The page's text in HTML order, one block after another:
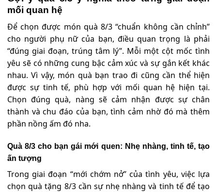
mối quan hệ
Để chọn được món quà 8/3 “chuẩn không cần chỉnh”
cho người phụ nữ của bạn, điều quan trọng là phải
“đúng giai đoạn, trúng tâm lý”. Mỗi một cột mốc tình
yêu sẽ có những cung bậc cảm xúc và sự gắn kết khác
nhau. Vì vậy, món quà bạn trao đi cũng cần thể hiện
được sự tinh tế, phù hợp với mối quan hệ hiện tại.
Chọn đúng quà, nàng sẽ cảm nhận được sự chân
thành và chu đáo của bạn, tình cảm nhờ đó mà thêm
phần nồng ấm đó nha.
Quà 8/3 cho bạn gái mới quen: Nhẹ nhàng, tinh tế, tạo
ấn tượng
Trong giai đoạn “mới chớm nở” của tình yêu, việc lựa
chọn quà tặng 8/3 cần sự nhẹ nhàng và tinh tế để tạo